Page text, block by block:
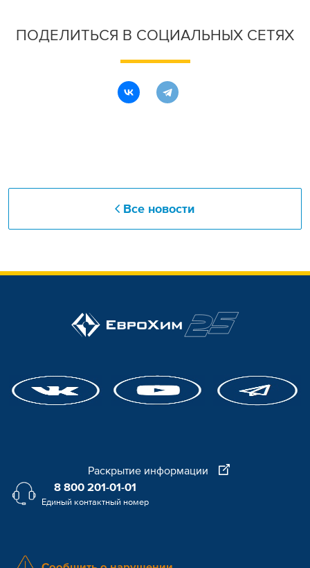
ПОДЕЛИТЬСЯ В СОЦИАЛЬНЫХ СЕТЯХ
Все новости
8 800 201-01-01
Единый контактный номер
Раскрытие информации